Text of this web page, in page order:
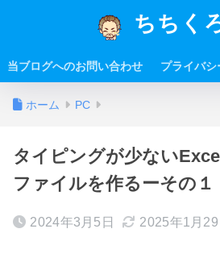
ちちく
当ブログへのお問い合わせ プライバ
ホーム PC
タイピングが少ない
ファイルを作るーその１
2024年3月5日 2025年1月29